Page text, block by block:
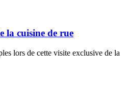
la cuisine de rue
lors de cette visite exclusive de la